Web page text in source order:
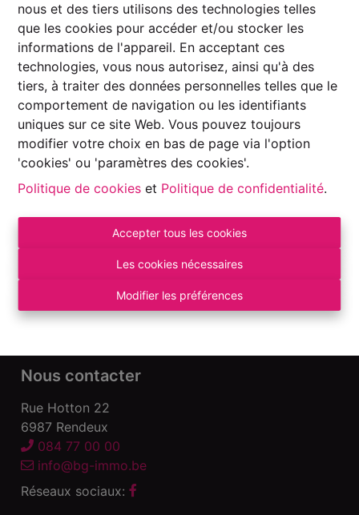
nous et des tiers utilisons des technologies telles
que les cookies pour accéder et/ou stocker les
informations de l'appareil. En acceptant ces
technologies, vous nous autorisez, ainsi qu'à des
tiers, à traiter des données personnelles telles que le
comportement de navigation ou les identifiants
uniques sur ce site Web. Vous pouvez toujours
modifier votre choix en bas de page via l'option
'cookies' ou 'paramètres des cookies'.
Politique de cookies et Politique de confidentialité.
Accepter tous les cookies
Les cookies nécessaires
Modifier les préférences
À Vendre À Louer
Autorité de surveillance:
du Luxembourg 16 B – 1000 Bruxelles. Sous
des devoirs de l\'agent immobilier
Déclaration de confidentialité-Conditions
Nous contacter
Rue Hotton 22
6987 Rendeux
084 77 00 00
info@bg-immo.be
Réseaux sociaux: